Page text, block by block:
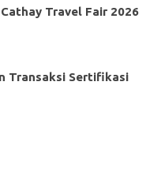
Travel Fair 2026
Transaksi Sertifikasi